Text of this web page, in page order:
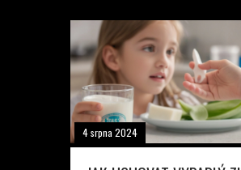
4 srpna 2024